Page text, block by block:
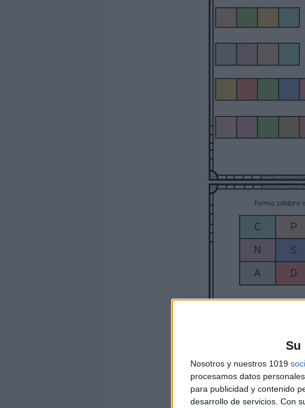
Su
Nosotros y nuestros 1019
procesamos datos
para publicidad y contenido
desarrollo de servicios. Con